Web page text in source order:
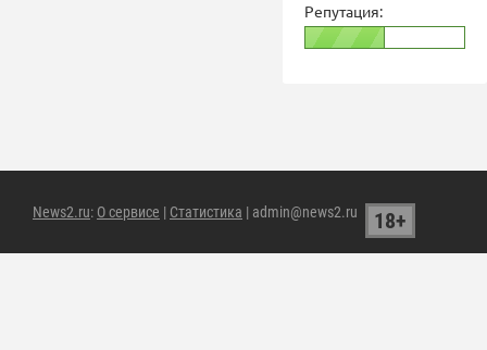
Репутация:
News2.ru: О сервисе | Статистика | admin@news2.ru 18+